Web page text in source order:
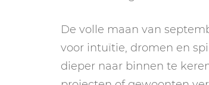
De volle maan van
voor intuïtie, dromen en
dieper naar binnen te